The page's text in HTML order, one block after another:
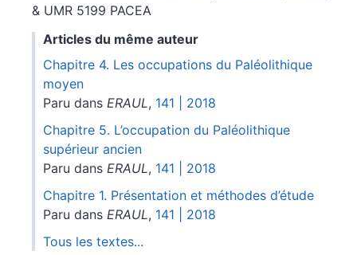
& UMR 5199 PACEA
Articles du même auteur
Chapitre 4. Les occupations du Paléolithique
moyen
Paru dans ERAUL, 141 | 2018
Chapitre 5. L’occupation du Paléolithique
supérieur ancien
Paru dans ERAUL, 141 | 2018
Chapitre 1. Présentation et méthodes d’étude
Paru dans ERAUL, 141 | 2018
Tous les textes...